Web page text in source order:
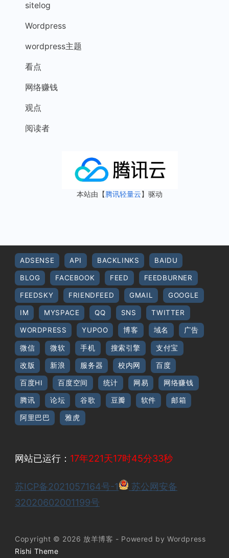
sitelog
Wordpress
wordpress主题
看点
网络赚钱
观点
阅读者
本站由【腾讯轻量云】驱动
ADSENSE API BACKLINKS BAIDU
BLOG FACEBOOK FEED FEEDBURNER
FEEDSKY FRIENDFEED GMAIL GOOGLE
IM MYSPACE QQ SNS TWITTER
WORDPRESS YUPOO 博客 域名 广告
微信 微软 手机 搜索引擎 支付宝
改版 新浪 服务器 校内网 百度
百度HI 百度空间 统计 网易 网络赚钱
腾讯 论坛 谷歌 豆瓣 软件 邮箱
阿里巴巴 雅虎
网站已运行： 17年221天17时45分34秒
苏ICP备2021057164号-1
苏公网安备
32020602001199号
Copyright © 2026 放羊博客 - Powered by Wordpress
Rishi Theme